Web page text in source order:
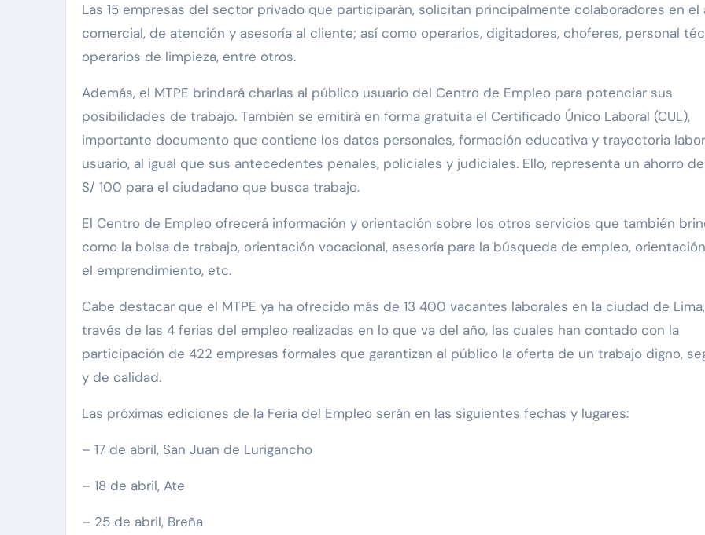
Las 15 empresas del sector privado que participarán, solicitan principalmente colaboradores en el
comercial, de atención y asesoría al cliente; así como operarios, digitadores, choferes, personal
operarios de limpieza, entre otros.
Además, el MTPE brindará charlas al público usuario del Centro de Empleo para potenciar sus
posibilidades de trabajo. También se emitirá en forma gratuita el Certificado Único Laboral (CUL),
importante documento que contiene los datos personales, formación educativa y trayectoria
usuario, al igual que sus antecedentes penales, policiales y judiciales. Ello, representa un ahorro
S/ 100 para el ciudadano que busca trabajo.
El Centro de Empleo ofrecerá información y orientación sobre los otros servicios que también
como la bolsa de trabajo, orientación vocacional, asesoría para la búsqueda de empleo,
el emprendimiento, etc.
Cabe destacar que el MTPE ya ha ofrecido más de 13 400 vacantes laborales en la ciudad de
través de las 4 ferias del empleo realizadas en lo que va del año, las cuales han contado con la
participación de 422 empresas formales que garantizan al público la oferta de un trabajo digno,
y de calidad.
Las próximas ediciones de la Feria del Empleo serán en las siguientes fechas y lugares:
– 17 de abril, San Juan de Lurigancho
– 18 de abril, Ate
– 25 de abril, Breña